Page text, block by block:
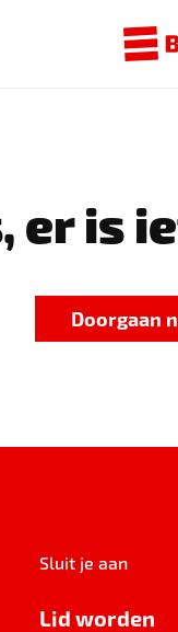
er is
Doorgaan
Sluit je aan
Lid worden